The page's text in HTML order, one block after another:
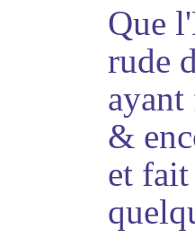
Que
rude
&
et fait